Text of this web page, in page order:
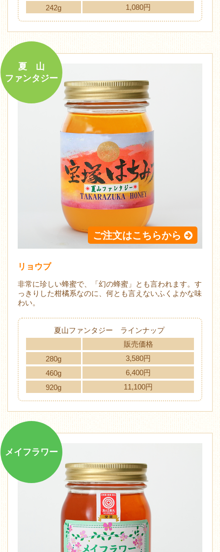
242g
1,080円
夏 山
ファンタジー
ご注文はこちらから
リョウブ
非常に珍しい蜂蜜で、「幻の蜂蜜」とも言われます。す
っきりした柑橘系なのに、何とも言えないふくよかな味
わい。
夏山ファンタジー ラインナップ
販売価格
280g
3,580円
460g
6,400円
920g
11,100円
メイフラワー